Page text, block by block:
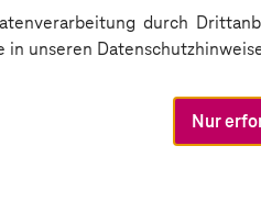
durch
unseren
Nur